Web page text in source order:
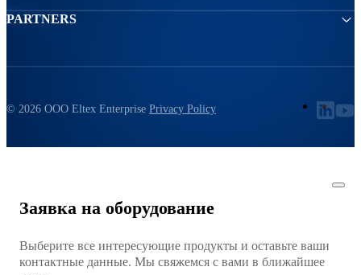
PARTNERS
© 2026 ООО Eltex Enterprise Privacy Policy
Заявка на оборудование
Выберите все интересующие продукты и оставьте ваши
контактные данные. Мы свяжемся с вами в ближайшее